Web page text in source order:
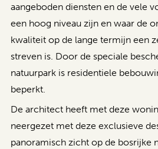
aangeboden diensten en de vele
een hoog niveau zijn en waar de
kwaliteit op de lange termijn een
streven is. Door de speciale
natuurpark is residentiele
beperkt.
De architect heeft met deze
neergezet met deze exclusieve
panoramisch zicht op de bosrijke